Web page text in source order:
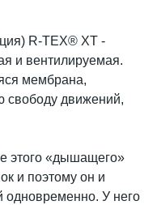
R-TEX® XT -
и вентилируемая.
мембрана,
свободу движений,
этого «дышащего»
и поэтому он и
одновременно. У него